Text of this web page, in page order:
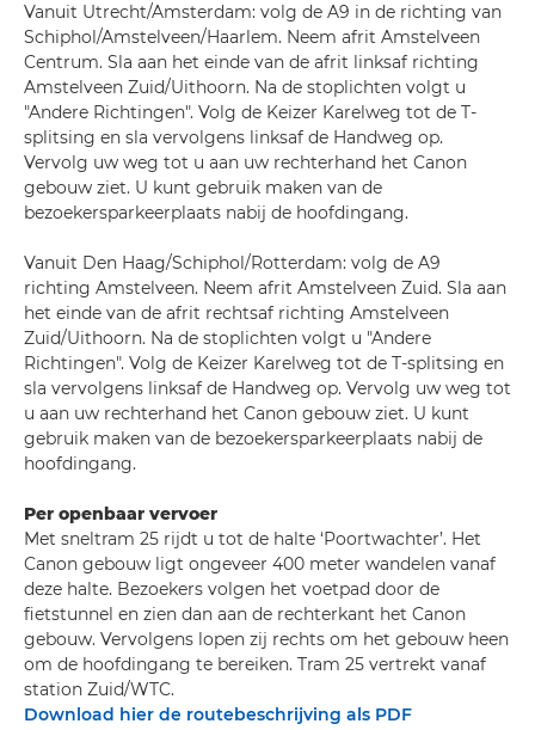
Vanuit Utrecht/Amsterdam: volg de A9 in de richting van
Schiphol/Amstelveen/Haarlem. Neem afrit Amstelveen
Centrum. Sla aan het einde van de afrit linksaf richting
Amstelveen Zuid/Uithoorn. Na de stoplichten volgt u
"Andere Richtingen". Volg de Keizer Karelweg tot de T-
splitsing en sla vervolgens linksaf de Handweg op.
Vervolg uw weg tot u aan uw rechterhand het Canon
gebouw ziet. U kunt gebruik maken van de
bezoekersparkeerplaats nabij de hoofdingang.
Vanuit Den Haag/Schiphol/Rotterdam: volg de A9
richting Amstelveen. Neem afrit Amstelveen Zuid. Sla aan
het einde van de afrit rechtsaf richting Amstelveen
Zuid/Uithoorn. Na de stoplichten volgt u "Andere
Richtingen". Volg de Keizer Karelweg tot de T-splitsing en
sla vervolgens linksaf de Handweg op. Vervolg uw weg tot
u aan uw rechterhand het Canon gebouw ziet. U kunt
gebruik maken van de bezoekersparkeerplaats nabij de
hoofdingang.
Per openbaar vervoer
Met sneltram 25 rijdt u tot de halte ‘Poortwachter’. Het
Canon gebouw ligt ongeveer 400 meter wandelen vanaf
deze halte. Bezoekers volgen het voetpad door de
fietstunnel en zien dan aan de rechterkant het Canon
gebouw. Vervolgens lopen zij rechts om het gebouw heen
om de hoofdingang te bereiken. Tram 25 vertrekt vanaf
station Zuid/WTC.
Download hier de routebeschrijving als PDF